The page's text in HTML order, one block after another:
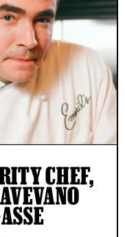
CHEF,